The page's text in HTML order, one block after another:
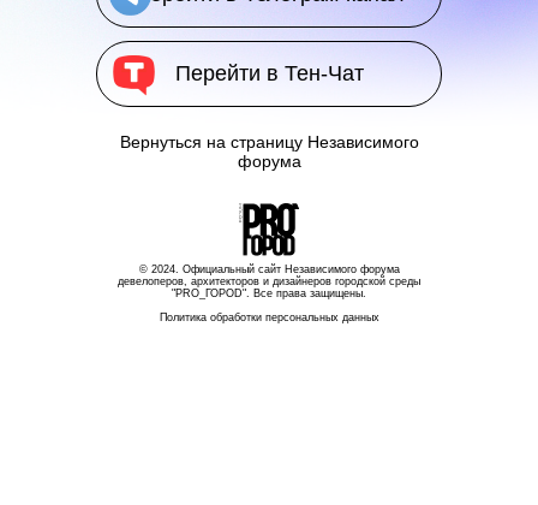
Вернуться на страницу Независимого
форума
Перейти в Тен-Чат
© 2024. Официальный сайт Независимого форума
девелоперов, архитекторов и дизайнеров городской среды
"PRO_ГОРОD". Все права защищены.
Политика обработки персональных данных